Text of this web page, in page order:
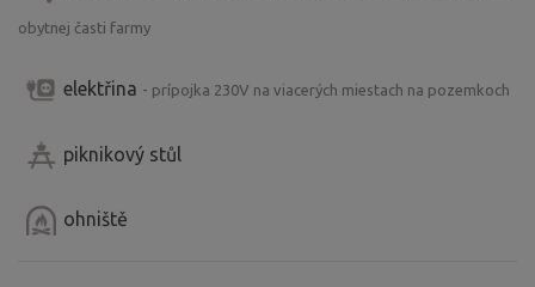
obytnej časti farmy
elektřina - prípojka 230V na viacerých miestach na pozemkoch
piknikový stůl
ohniště